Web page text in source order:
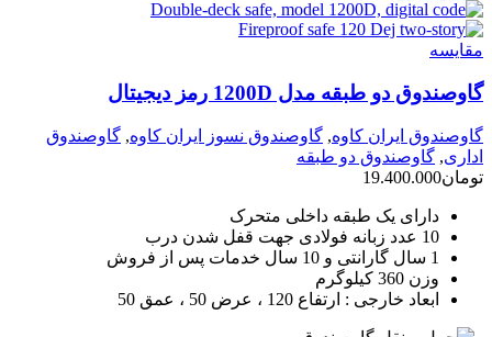
مقايسه
گاوصندوق دو طبقه مدل 1200D رمز دیجیتال
گاوصندوق ایران کاوه, گاوصندوق نسوز ایران کاوه, گاوصندوق
اداری, گاوصندوق دو طبقه
تومان19.400.000
دارای یک طبقه داخلی متحرک
10 عدد زبانه فولادی جهت قفل شدن درب
1 سال گارانتی و 10 سال خدمات پس از فروش
وزن 360 کیلوگرم
ابعاد خارجی : ارتفاع 120 ، عرض 50 ، عمق 50